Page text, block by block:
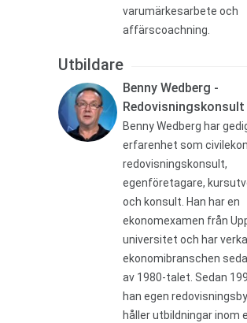
varumärkesarbete och
affärscoachning.
Utbildare
Benny Wedberg -
Redovisningskonsult
Benny Wedberg har
erfarenhet som
redovisningskonsult,
egenföretagare,
och konsult. Han har en
ekonomexamen från
universitet och har
ekonomibranschen
av 1980-talet. Sedan
han egen
håller utbildningar inom